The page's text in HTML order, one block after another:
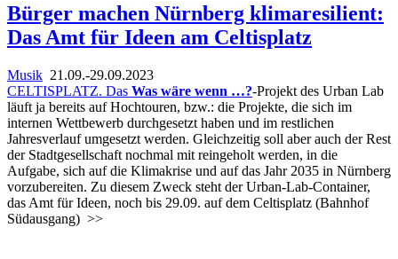
Bürger machen Nürnberg klimaresilient:
Das Amt für Ideen am Celtisplatz
Musik 21.09.-29.09.2023
CELTISPLATZ. Das Was wäre wenn …?-Projekt des Urban Lab
läuft ja bereits auf Hochtouren, bzw.: die Projekte, die sich im
internen Wettbewerb durchgesetzt haben und im restlichen
Jahresverlauf umgesetzt werden. Gleichzeitig soll aber auch der Rest
der Stadtgesellschaft nochmal mit reingeholt werden, in die
Aufgabe, sich auf die Klimakrise und auf das Jahr 2035 in Nürnberg
vorzubereiten. Zu diesem Zweck steht der Urban-Lab-Container,
das Amt für Ideen, noch bis 29.09. auf dem Celtisplatz (Bahnhof
Südausgang) >>